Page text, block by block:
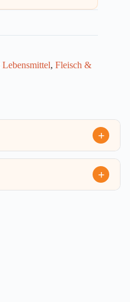
Lebensmittel, Fleisch &